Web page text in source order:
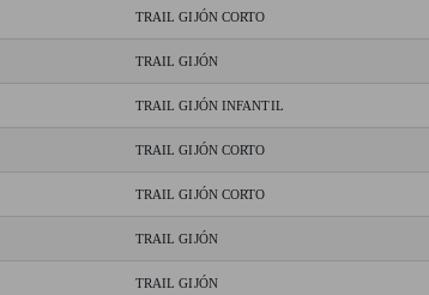
TRAIL GIJÓN CORTO
TRAIL GIJÓN
TRAIL GIJÓN INFANTIL
TRAIL GIJÓN CORTO
TRAIL GIJÓN CORTO
TRAIL GIJÓN
TRAIL GIJÓN